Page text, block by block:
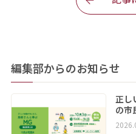
編集部からのお知らせ
正し
の市